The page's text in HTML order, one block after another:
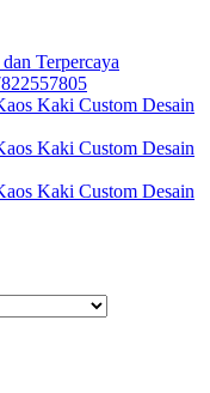
Terpercaya
Kaki Custom Desain
Kaki Custom Desain
Kaki Custom Desain